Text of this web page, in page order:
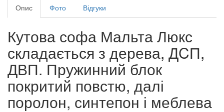
Опис
Фото Відгуки
Кутова софа Мальта Люкс
складається з дерева, ДCП,
ДВП. Пружинний блок
покритий повстю, далі
поролон, синтепон і меблева